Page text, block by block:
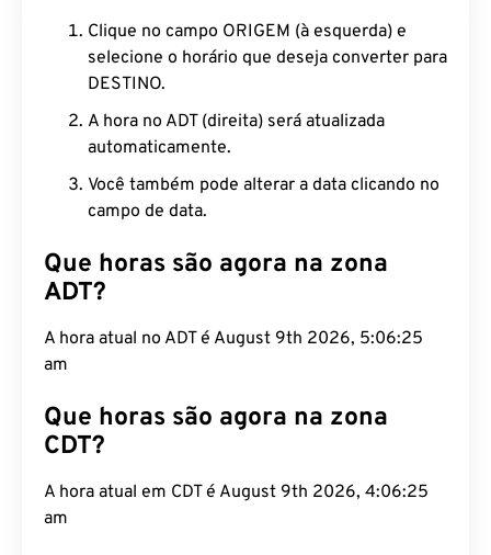
Clique no campo ORIGEM (à esquerda) e
selecione o horário que deseja converter para
DESTINO.
A hora no ADT (direita) será atualizada
automaticamente.
Você também pode alterar a data clicando no
campo de data.
Que horas são agora na zona
ADT?
A hora atual no ADT é August 9th 2026, 5:06:26
am
Que horas são agora na zona
CDT?
A hora atual em CDT é August 9th 2026, 4:06:26
am